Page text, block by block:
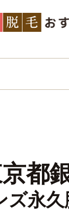
都
ズ永